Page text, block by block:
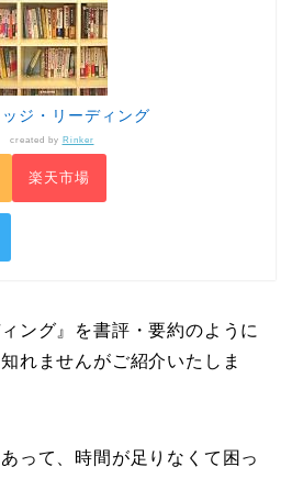
ジ・リーディング
created by Rinker
楽天市場
ング』を書評・要約のように
れませんがご紹介いたしま
って、時間が足りなくて困っ